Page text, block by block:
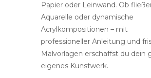
Papier oder Leinwand. Ob
Aquarelle oder dynamische
Acrylkompositionen – mit
professioneller Anleitung und
Malvorlagen erschaffst du dein
eigenes Kunstwerk.